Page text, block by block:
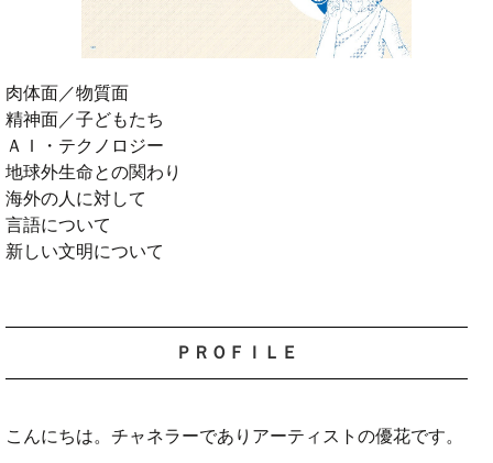
肉体面／物質面
精神面／子どもたち
ＡＩ・テクノロジー
地球外生命との関わり
海外の人に対して
言語について
新しい文明について
ＰＲＯＦＩＬＥ
こんにちは。チャネラーでありアーティストの優花です。